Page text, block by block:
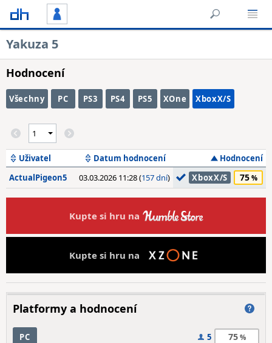
Yakuza 5
Hodnocení
Všechny PC PS3 PS4 PS5 XOne XboxX/S
Uživatel Datum hodnocení
Hodnocení
ActualPigeon5
03.03.2026 11:28 (157 dní) XboxX/S 75
Kupte si hru na
Kupte si hru na
Platformy a hodnocení
PC 5 75